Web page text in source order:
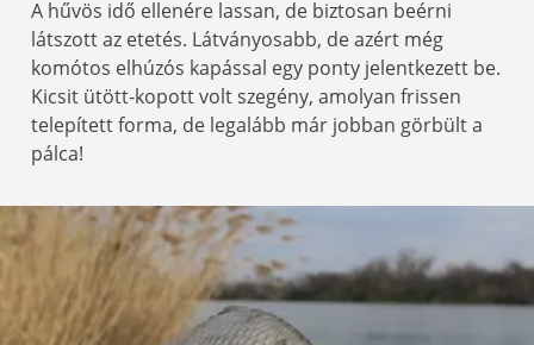
A hűvös idő ellenére lassan, de biztosan beérni
látszott az etetés. Látványosabb, de azért még
komótos elhúzós kapással egy ponty jelentkezett be.
Kicsit ütött-kopott volt szegény, amolyan frissen
telepített forma, de legalább már jobban görbült a
pálca!